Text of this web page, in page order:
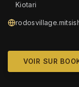
Kiotari
VOIR SUR